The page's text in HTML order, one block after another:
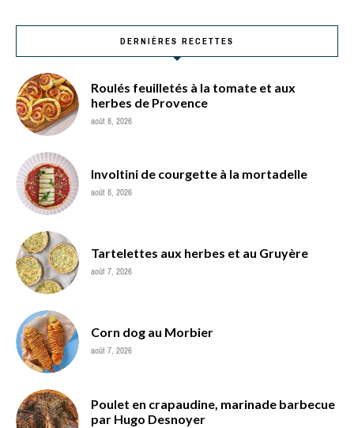
DERNIÈRES RECETTES
Roulés feuilletés à la tomate et aux
herbes de Provence
août 8, 2026
Involtini de courgette à la mortadelle
août 8, 2026
Tartelettes aux herbes et au Gruyère
août 7, 2026
Corn dog au Morbier
août 7, 2026
Poulet en crapaudine, marinade barbecue
par Hugo Desnoyer